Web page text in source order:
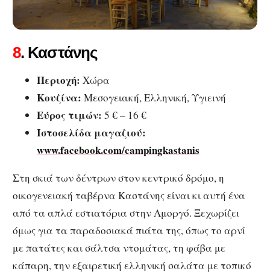
8. Καστάνης
Περιοχή: Χώρα
Κουζίνα: Μεσογειακή, Ελληνική, Υγιεινή
Εύρος τιμών: 5 € – 16 €
Ιστοσελίδα μαγαζιού:
www.facebook.com/campingkastanis
Στη σκιά των δέντρων στον κεντρικό δρόμο, η
οικογενειακή ταβέρνα Καστάνης είναι κι αυτή ένα
από τα απλά εστιατόρια στην Αμοργό. Ξεχωρίζει
όμως για τα παραδοσιακά πιάτα της, όπως το αρνί
με πατάτες και σάλτσα ντομάτας, τη φάβα με
κάπαρη, την εξαιρετική ελληνική σαλάτα με τοπικό